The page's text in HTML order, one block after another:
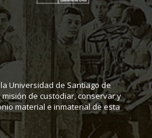
Universidad de Santiago de
misión de custodiar, conservar y
material e inmaterial de esta